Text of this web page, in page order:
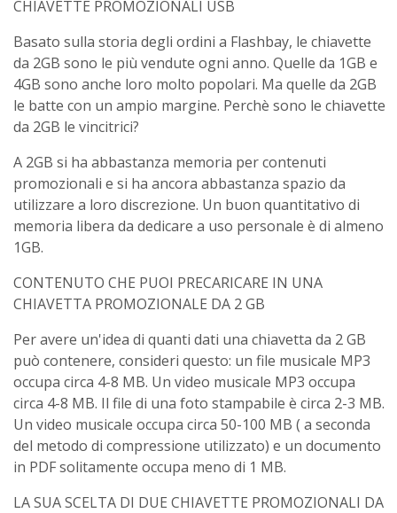
CHIAVETTE PROMOZIONALI USB
Basato sulla storia degli ordini a Flashbay, le chiavette
da 2GB sono le più vendute ogni anno. Quelle da 1GB e
4GB sono anche loro molto popolari. Ma quelle da 2GB
le batte con un ampio margine. Perchè sono le chiavette
da 2GB le vincitrici?
A 2GB si ha abbastanza memoria per contenuti
promozionali e si ha ancora abbastanza spazio da
utilizzare a loro discrezione. Un buon quantitativo di
memoria libera da dedicare a uso personale è di almeno
1GB.
CONTENUTO CHE PUOI PRECARICARE IN UNA
CHIAVETTA PROMOZIONALE DA 2 GB
Per avere un'idea di quanti dati una chiavetta da 2 GB
può contenere, consideri questo: un file musicale MP3
occupa circa 4-8 MB. Un video musicale MP3 occupa
circa 4-8 MB. Il file di una foto stampabile è circa 2-3 MB.
Un video musicale occupa circa 50-100 MB ( a seconda
del metodo di compressione utilizzato) e un documento
in PDF solitamente occupa meno di 1 MB.
LA SUA SCELTA DI DUE CHIAVETTE PROMOZIONALI DA